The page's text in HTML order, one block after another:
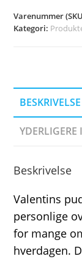
Varenummer
Kategori:
BESKRIVELSE
Beskrivelse
Valentins
personlige
for mange
hverdagen.